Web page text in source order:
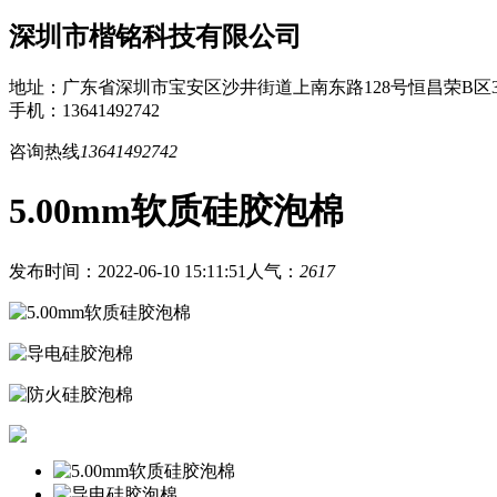
深圳市楷铭科技有限公司
地址：广东省深圳市宝安区沙井街道上南东路128号恒昌荣B区
手机：13641492742
咨询热线13641492742
5.00mm软质硅胶泡棉
发布时间：2022-06-10 15:11:51 人气： 2617